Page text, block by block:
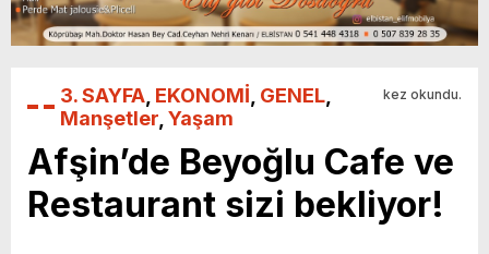
3. SAYFA EKONOMİ GENEL
Manşetler Yaşam
kez okundu.
Afşin’de Beyoğlu Cafe ve
Restaurant sizi bekliyor!